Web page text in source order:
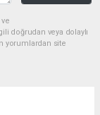
doğrudan veya dolaylı
yorumlardan site